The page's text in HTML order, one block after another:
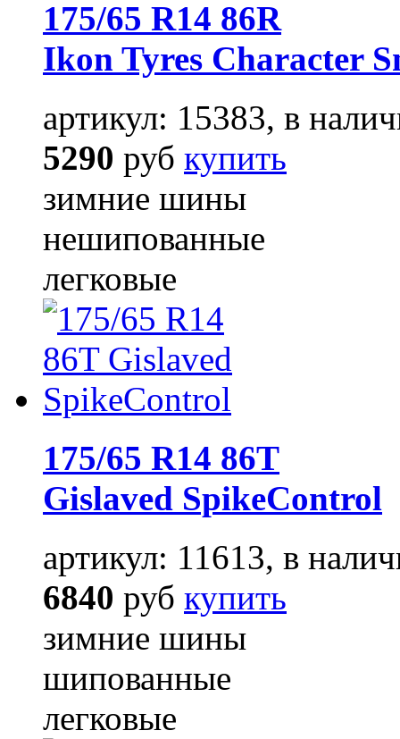
175/65 R14 86R
Ikon Tyres Character
артикул: 15383, в
5290 руб купить
зимние шины
нешипованные
легковые
175/65 R14 86T
Gislaved SpikeControl
артикул: 11613, в
6840 руб купить
зимние шины
шипованные
легковые